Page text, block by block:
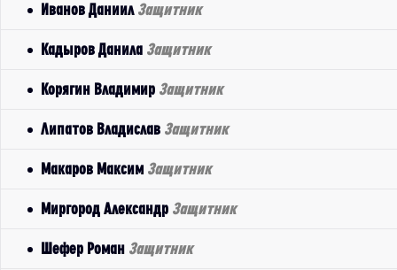
Иванов Даниил Защитник
Кадыров Данила Защитник
Корягин Владимир Защитник
Липатов Владислав Защитник
Макаров Максим Защитник
Миргород Александр Защитник
Шефер Роман Защитник